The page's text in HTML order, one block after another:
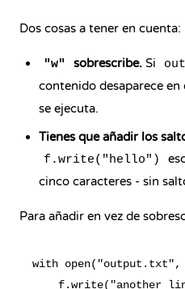
Dos cosas a tener en cuenta:
"w" sobrescribe. Si
contenido desaparece
se ejecuta.
Tienes que añadir los
f.write("hello")
cinco caracteres - sin
Para añadir en vez de
with